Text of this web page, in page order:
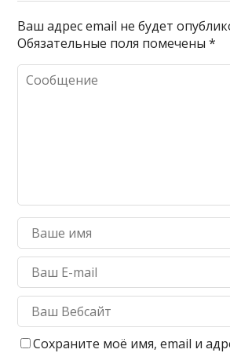
Ваш адрес email не будет
Обязательные поля помечены*
Сохраните моё имя, email и